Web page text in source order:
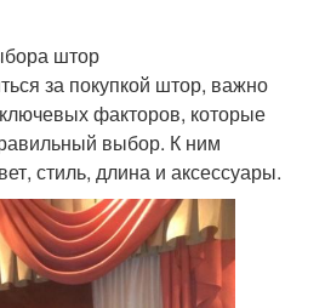
штор
за покупкой штор, важно
факторов, которые
выбор. К ним
стиль, длина и аксессуары.